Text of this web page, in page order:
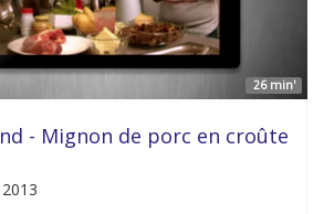
26 min'
- Mignon de porc en croûte